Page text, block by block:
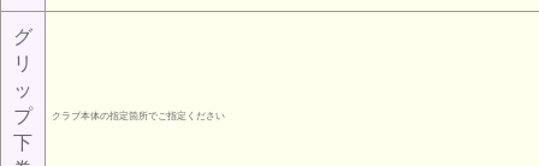
グ
リ
ッ
プ
下
クラブ本体の指定箇所でご指定ください